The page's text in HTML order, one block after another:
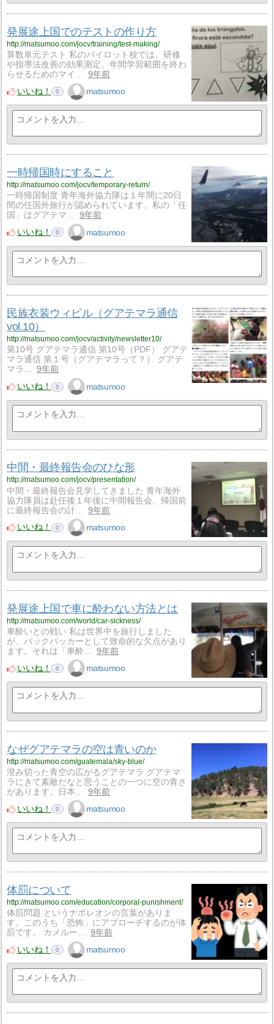
発展途上国でのテストの作り方
http://matsumoo.com/jocv/training/test-making/
算数単元テスト 私のパイロット校では、研修
や指導法改善の効果測定、年間学習範囲を終わ
らせるためのマイ…
9年前
いいね！
0 matsumoo
一時帰国時にすること
http://matsumoo.com/jocv/temporary-return/
一時帰国制度 青年海外協力隊は１年間に20日
間の任国外旅行が認められています。私の「任
国」はグアテマ…
9年前
いいね！
0 matsumoo
民族衣装ウィピル（グアテマラ通信
vol.10）
http://matsumoo.com/jocv/activity/newsletter10/
第10号 グアテマラ通信 第10号（PDF） グアテ
マラ通信 第１号（グアテマラって？） グアテ
マラ…
9年前
いいね！
0 matsumoo
中間・最終報告会のひな形
http://matsumoo.com/jocv/presentation/
中間・最終報告会見学してきました 青年海外
協力隊員は赴任後１年後に中間報告会、帰国前
に最終報告会の計…
9年前
いいね！
0 matsumoo
発展途上国で車に酔わない方法とは
http://matsumoo.com/world/car-sickness/
車酔いとの戦い 私は世界中を旅行しました
が、バックパッカーとして致命的な欠点があり
ます。それは「車酔…
9年前
いいね！
0 matsumoo
なぜグアテマラの空は青いのか
http://matsumoo.com/guatemala/sky-blue/
澄み切った青空の広がるグアテマラ グアテマ
ラにきて素敵だなと思うことの一つに空の青さ
があります。日本…
9年前
いいね！
0 matsumoo
体罰について
http://matsumoo.com/education/corporal-punishment/
体罰問題 というナポレオンの言葉がありま
す。このうち「恐怖」にアプローチするのが体
罰です。 カメルー…
9年前
いいね！
0 matsumoo